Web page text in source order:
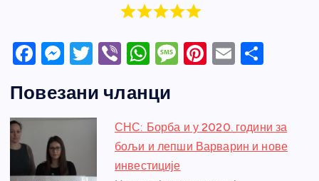
F
c
e
b
o
M
ss
e
n
g
T
itt
er
Vi
er
W
at
s
A
p
M
a
g
e
Pi
e
st
E
e
Повезани чланци
СНС: Борба и у 2020. години за
бољи и лепши Варварин и нове
инвестиције